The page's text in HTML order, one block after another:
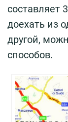
составляет
доехать из
другой,
способов.